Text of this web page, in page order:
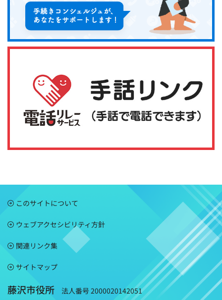
このサイトについて
ウェブアクセシビリティ方針
関連リンク集
サイトマップ
藤沢市役所
法人番号 2000020142051